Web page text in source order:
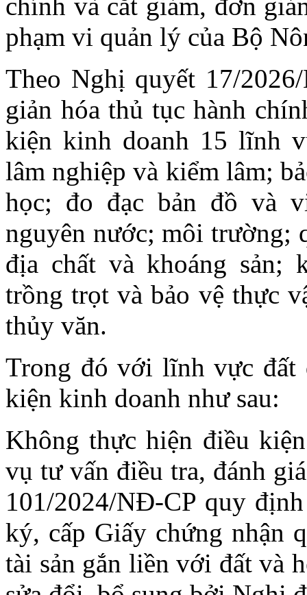
phạm vi quản lý của Bộ
Theo Nghị quyết 17/
giản hóa thủ tục hành
kiện kinh doanh 15 lĩnh
lâm nghiệp và kiểm lâm;
học; đo đạc bản đồ và
nguyên nước; môi trường;
địa chất và khoáng sản;
trồng trọt và bảo vệ thực
thủy văn.
Trong đó với lĩnh vực đất
kiện kinh doanh như sau:
Không thực hiện điều
vụ tư vấn điều tra, đánh
101/2024/NĐ-CP quy
ký, cấp Giấy chứng nhận
tài sản gắn liền với đất và